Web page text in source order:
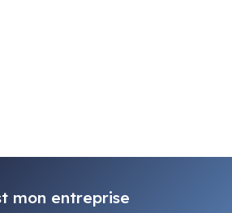
mon entreprise